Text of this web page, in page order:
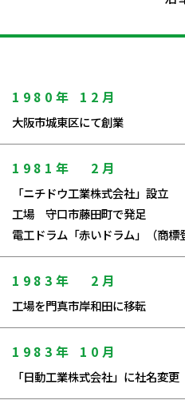
1980年 12月
大阪市城東区にて創業
1981年 2月
「ニチドウ工業株式会社」設立
工場 守口市藤田町で発足
電工ドラム「赤いドラム」（商標
1983年 2月
工場を門真市岸和田に移転
1983年 10月
「日動工業株式会社」に社名変更